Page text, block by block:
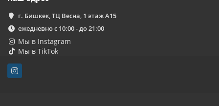
г. Бишкек, ТЦ Весна, 1 этаж А15
ежедневно с 10:00 - до 21:00
Мы в Instagram
Мы в TikTok